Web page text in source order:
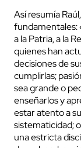
Así resumía
fundamentales:
a la Patria, a la
quienes han
decisiones de
cumplirlas;
sea grande o
enseñarlos y
estar atento a
sistematicidad;
una estricta